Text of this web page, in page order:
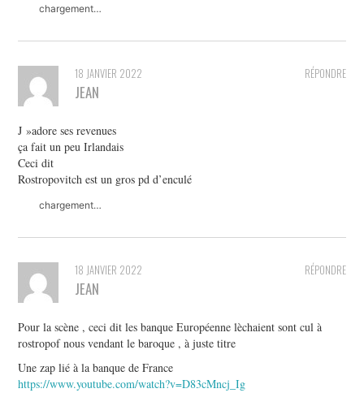
chargement…
RÉPONDRE
18 JANVIER 2022
JEAN
J »adore ses revenues
ça fait un peu Irlandais
Ceci dit
Rostropovitch est un gros pd d’enculé
chargement…
RÉPONDRE
18 JANVIER 2022
JEAN
Pour la scène , ceci dit les banque Européenne lèchaient sont cul à
rostropof nous vendant le baroque , à juste titre
Une zap lié à la banque de France
https://www.youtube.com/watch?v=D83cMncj_Ig